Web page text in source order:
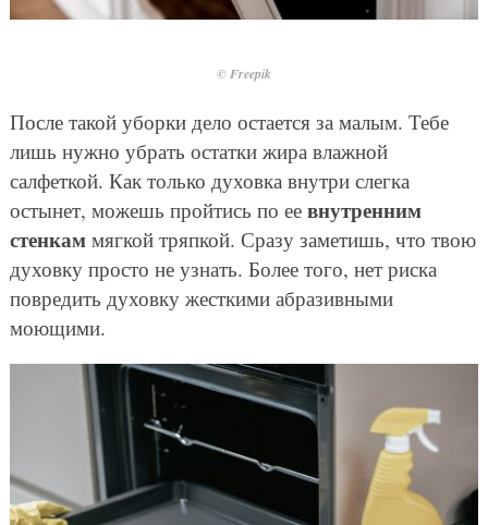
© Freepik
После такой уборки дело остается за малым. Тебе
лишь нужно убрать остатки жира влажной
салфеткой. Как только духовка внутри слегка
остынет, можешь пройтись по ее внутренним
стенкаммягкой тряпкой. Сразу заметишь, что твою
духовку просто не узнать. Более того, нет риска
повредить духовку жесткими абразивными
моющими.